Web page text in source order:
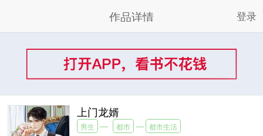
作品详情 登录
上门龙婿
男生 都市 都市生活